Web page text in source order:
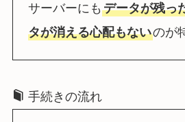
サーバーにもデータが残っ
タが消える心配もないのが
手続きの流れ